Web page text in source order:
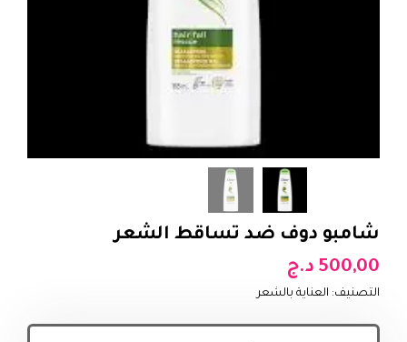
شامبو دوف ضد تساقط الشعر
500,00 د.ج
التصنيف: العناية بالشعر